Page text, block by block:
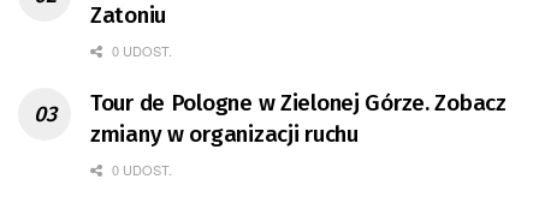
Zatoniu
0 UDOST.
Tour de Pologne w Zielonej Górze. Zobacz
zmiany w organizacji ruchu
0 UDOST.